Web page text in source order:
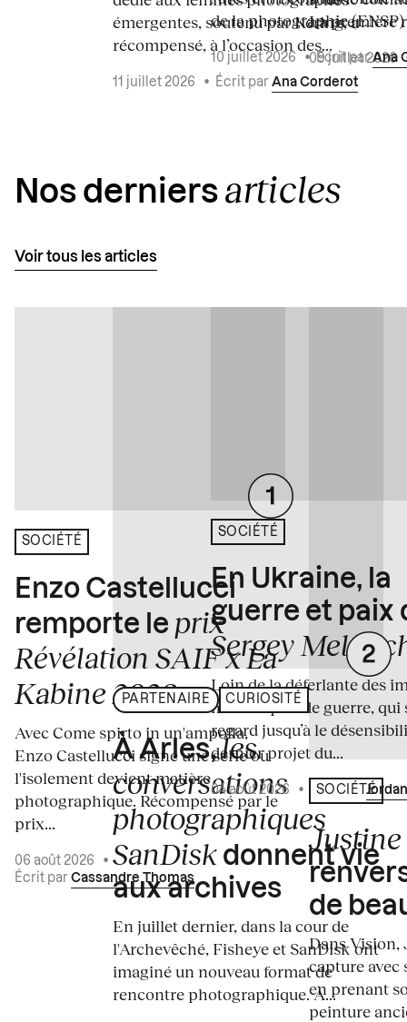
émergentes, soutenu par Kering, a
récompensé, à l’occasion des...
11 juillet 2026 • Écrit par Ana Corderot
de la photographie (ENSP)
10 juillet 2026 •Écrit parAna
La première
09 juillet 2026
Nos derniers articles
Voir tous les articles
SOCIÉTÉ
Enzo Castellucci
remporte le prix
Révélation SAIF x La
Kabine 2026
Avec Come spirto in un'ampolla,
Enzo Castellucci signe une série où
l'isolement devient matière
photographique. Récompensé par le
prix...
06 août 2026
•
Écrit par Cassandre Thomas
PARTENAIRE CURIOSITÉ
À Arles,les
conversations
photographiques
SanDisk donnent vie
aux archives
En juillet dernier, dans la cour de
l'Archevêché, Fisheye et SanDisk ont
imaginé un nouveau format de
rencontre photographique. À...
SOCIÉTÉ
En Ukraine, la
guerre et paix
Sergey
Loin de la déferlante des
médiatiques de guerre, qui
regard jusqu’à le
dernier projet du...
04 août 2026 • Écrit par
SOCIÉTÉ
de
Dans
capture avec
en prenant
peinture